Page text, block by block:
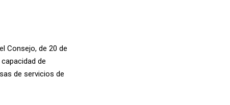
Consejo, de 20 de
de
de servicios de